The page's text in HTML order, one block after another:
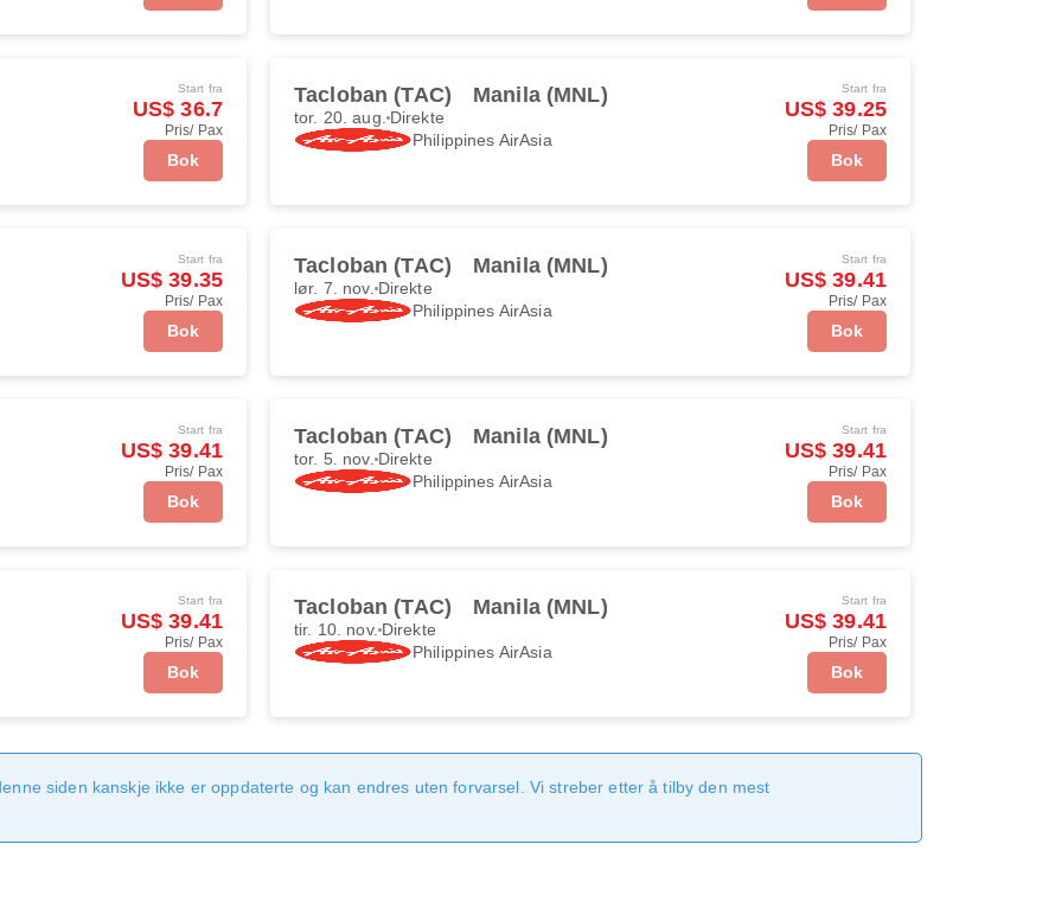
Start fra
US$ 36.7
Pris/ Pax
Bok
Tacloban (TAC) Manila (MNL)
tor. 20. aug. Direkte
Philippines AirAsia
Start fra
US$ 39.25
Pris/ Pax
Bok
Start fra
US$ 39.35
Pris/ Pax
Bok
Tacloban (TAC) Manila (MNL)
lør. 7. nov. Direkte
Philippines AirAsia
Start fra
US$ 39.41
Pris/ Pax
Bok
Start fra
US$ 39.41
Pris/ Pax
Bok
Tacloban (TAC) Manila (MNL)
tor. 5. nov. Direkte
Philippines AirAsia
Start fra
US$ 39.41
Pris/ Pax
Bok
Start fra
US$ 39.41
Pris/ Pax
Bok
Tacloban (TAC) Manila (MNL)
tir. 10. nov. Direkte
Philippines AirAsia
Start fra
US$ 39.41
Pris/ Pax
Bok
siden kanskje ikke er oppdaterte og kan endres uten forvarsel. Vi streber etter å tilby den mest